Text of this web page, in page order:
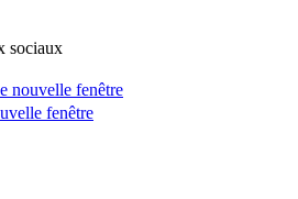
sociaux
nouvelle fenêtre
fenêtre